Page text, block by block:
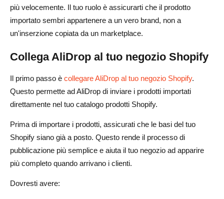
più velocemente. Il tuo ruolo è assicurarti che il prodotto
importato sembri appartenere a un vero brand, non a
un'inserzione copiata da un marketplace.
Collega AliDrop al tuo negozio Shopify
Il primo passo è collegare AliDrop al tuo negozio Shopify.
Questo permette ad AliDrop di inviare i prodotti importati
direttamente nel tuo catalogo prodotti Shopify.
Prima di importare i prodotti, assicurati che le basi del tuo
Shopify siano già a posto. Questo rende il processo di
pubblicazione più semplice e aiuta il tuo negozio ad apparire
più completo quando arrivano i clienti.
Dovresti avere: